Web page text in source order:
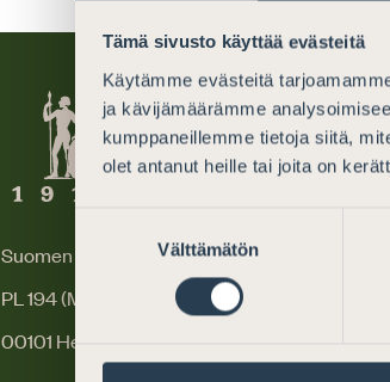
Tämä sivusto käyttää evästeitä
Käytämme evästeitä
ja kävijämäärämme
kumppaneillemme tietoja siitä,
olet antanut heille tai joita on
Välttämätön
Suomen Asianajajat
PL 194 (Mikonkatu 25)
00101 Helsinki